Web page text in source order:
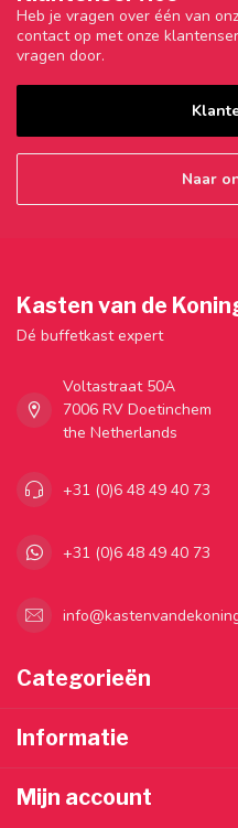
Heb je vragen over één van
contact op met onze
vragen door.
Naar
Kasten van de
Dé buffetkast expert
Voltastraat 50A
7006 RV Doetinchem
the Netherlands
+31 (0)6 48 49 40 73
+31 (0)6 48 49 40 73
Categorieën
Informatie
Mijn account